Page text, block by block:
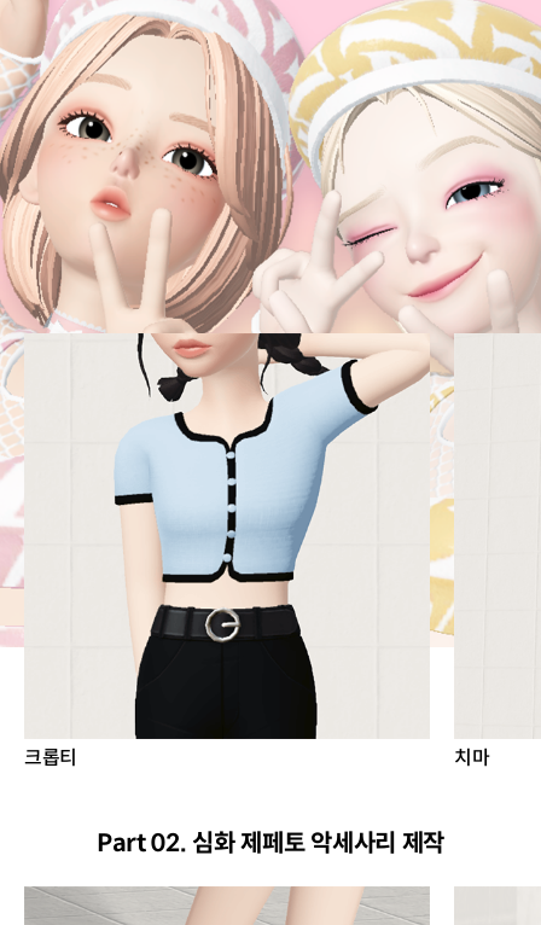
본 클래스에서는
단계별 과정을 거쳐
활용도 높은 제페토
인기 아이템을 완성합니다.
Part 01. 트렌디한 제페토 의상 제작
크롭티 치마
Part 02. 심화 제페토 악세사리 제작